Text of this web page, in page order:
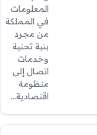
المعلومات
في المملكة
من مجرد
بنية تحتية
وخدمات
اتصال إلى
منظومة
اقتصادية…